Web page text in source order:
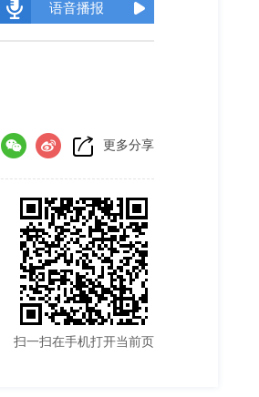
语音播报
更多分享
扫一扫在手机打开当前页